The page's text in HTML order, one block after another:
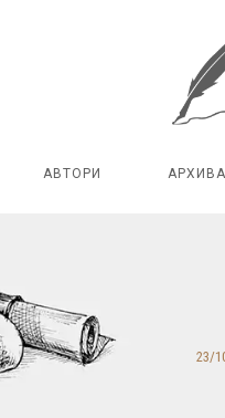
АВТОРИ АРХИВА
23/